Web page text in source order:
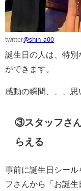
twitter@shin_a00
誕生日の人は、特別
ができます。
感動の瞬間、、、思
③スタッフさ
らえる
事前に誕生日シー
フさんから「お誕